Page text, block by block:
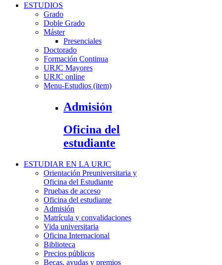
ESTUDIOS
Grado
Doble Grado
Máster
Presenciales
Doctorado
Formación Continua
URJC Mayores
URJC online
Menu-Estudios (item)
Admisión
Oficina del
estudiante
ESTUDIAR EN LA URJC
Orientación Preuniversitaria y
Oficina del Estudiante
Pruebas de acceso
Oficina del estudiante
Admisión
Matrícula y convalidaciones
Vida universitaria
Oficina Internacional
Biblioteca
Precios públicos
Becas, ayudas y premios